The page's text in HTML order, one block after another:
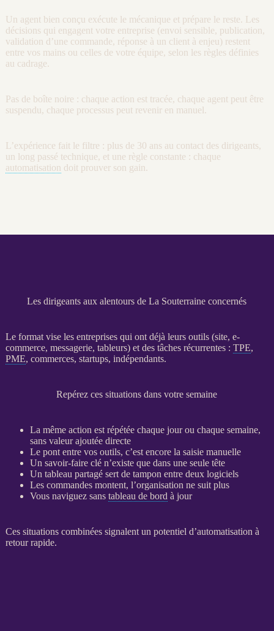
Un agent bien conçu exécute le mécanique et prépare le reste. Les
décisions qui engagent votre entreprise (envoi sensible, publication,
validation d’une commande, réponse à un client à enjeu) restent
entre vos mains ou celles de votre équipe, selon les règles définies
au cadrage.
Pas de boîte noire : chaque action est tracée, chaque agent peut être
suspendu, chaque processus peut revenir en manuel.
L’expérience fait le filtre : plus de 30 ans au contact des dirigeants,
un long passé technique, et une règle constante : chaque
automatisation doit prouver son gain.
Les dirigeants aux alentours de La Souterraine concernés
Le format vise les entreprises qui ont déjà leurs outils (site, e-
commerce, messagerie, tableurs) et des tâches récurrentes : TPE,
PME, commerces, startups, indépendants.
Repérez ces situations dans votre semaine
La même action est répétée chaque jour ou chaque semaine,
sans valeur ajoutée directe
Le pont entre vos outils, c’est encore la saisie manuelle
Un savoir-faire clé n’existe que dans une seule tête
Un tableau partagé sert de tampon entre deux logiciels
Les commandes montent, l’organisation ne suit plus
Vous naviguez sans tableau de bord à jour
Ces situations combinées signalent un potentiel d’automatisation à
retour rapide.